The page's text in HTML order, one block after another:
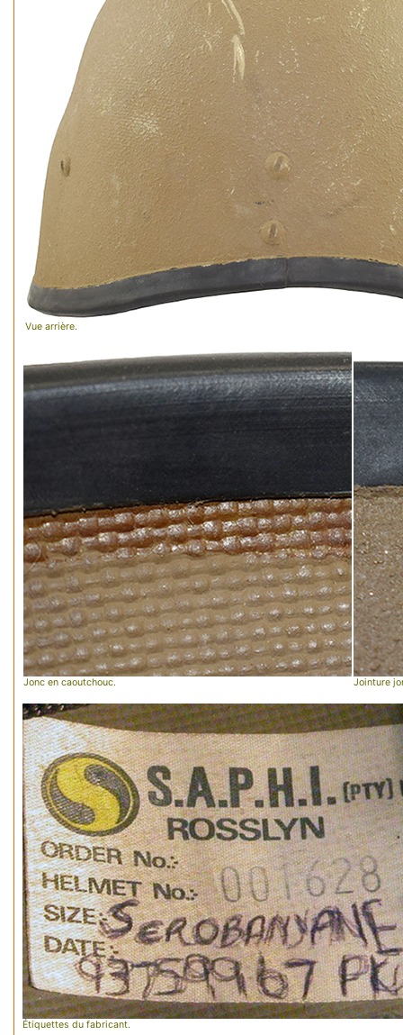
Vue arrière.
Jonc en caoutchouc. Jointure
Étiquettes du fabricant.